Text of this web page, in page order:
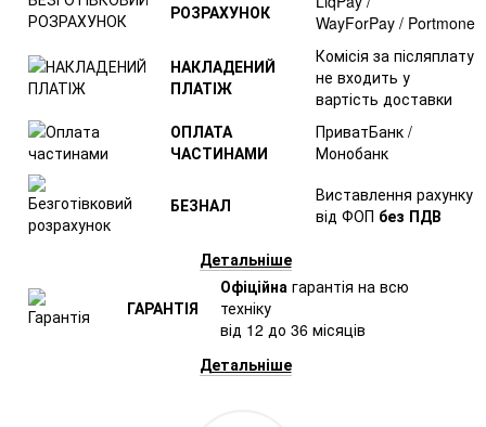
РОЗРАХУНОК
WayForPay / Portmone
НАКЛАДЕНИЙ
ПЛАТІЖ
Комісія за післяплату
не входить у
вартість доставки
ОПЛАТА
ЧАСТИНАМИ
ПриватБанк /
Монобанк
БЕЗНАЛ
Виставлення рахунку
від ФОП без ПДВ
Детальніше
ГАРАНТІЯ
Офіційна гарантія на всю
техніку
від 12 до 36 місяців
Детальніше